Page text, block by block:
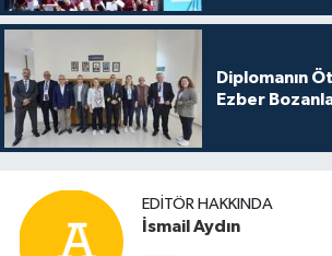
Diplomanın
Ezber
EDITÖR HAKKINDA
İsmail Aydın